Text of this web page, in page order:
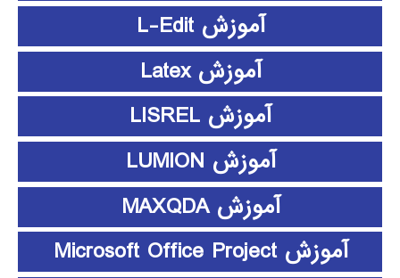
آموزش L-Edit
آموزش Latex
آموزش LISREL
آموزش LUMION
آموزش MAXQDA
آموزش Microsoft Office Project